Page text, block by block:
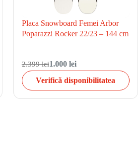
Placa Snowboard Femei Arbor
Poparazzi Rocker 22/23 – 144 cm
2.399 lei1.000 lei
Verifică disponibilitatea